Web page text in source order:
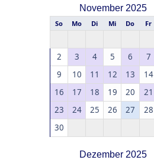
November 2025
So Mo Di Mi Do Fr
2
3 4 5 6 7
9
10 11 12 13 14
16
17 18 19 20 21
23
24 25 26 27 28
30
Dezember 2025